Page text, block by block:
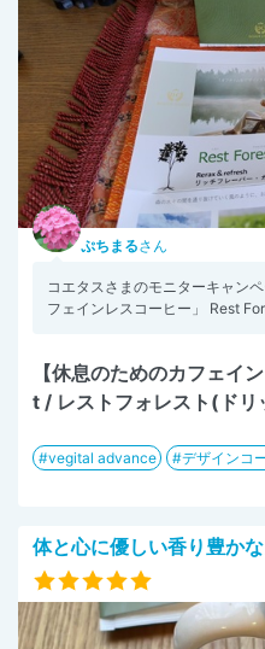
ぷちまるさん
コエタスさまのモニターキャン
フェインレスコーヒー」 Rest
【休息のためのカフェイ
t / レストフォレスト(ドリ
vegital advance デザインコ
体と心に優しい香り豊か